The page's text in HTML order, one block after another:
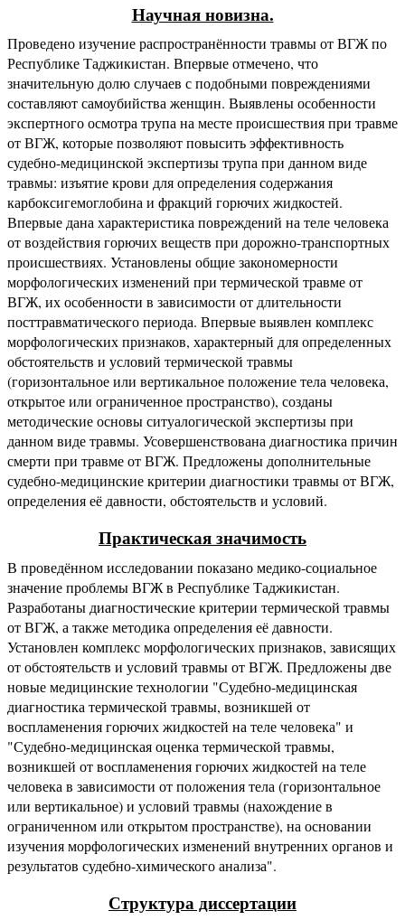
Научная новизна.
Проведено изучение распространённости травмы от ВГЖ по
Республике Таджикистан. Впервые отмечено, что
значительную долю случаев с подобными повреждениями
составляют самоубийства женщин. Выявлены особенности
экспертного осмотра трупа на месте происшествия при травме
от ВГЖ, которые позволяют повысить эффективность
судебно-медицинской экспертизы трупа при данном виде
травмы: изъятие крови для определения содержания
карбоксигемоглобина и фракций горючих жидкостей.
Впервые дана характеристика повреждений на теле человека
от воздействия горючих веществ при дорожно-транспортных
происшествиях. Установлены общие закономерности
морфологических изменений при термической травме от
ВГЖ, их особенности в зависимости от длительности
посттравматического периода. Впервые выявлен комплекс
морфологических признаков, характерный для определенных
обстоятельств и условий термической травмы
(горизонтальное или вертикальное положение тела человека,
открытое или ограниченное пространство), созданы
методические основы ситуалогической экспертизы при
данном виде травмы. Усовершенствована диагностика причин
смерти при травме от ВГЖ. Предложены дополнительные
судебно-медицинские критерии диагностики травмы от ВГЖ,
определения её давности, обстоятельств и условий.
Практическая значимость
В проведённом исследовании показано медико-социальное
значение проблемы ВГЖ в Республике Таджикистан.
Разработаны диагностические критерии термической травмы
от ВГЖ, а также методика определения её давности.
Установлен комплекс морфологических признаков, зависящих
от обстоятельств и условий травмы от ВГЖ. Предложены две
новые медицинские технологии "Судебно-медицинская
диагностика термической травмы, возникшей от
воспламенения горючих жидкостей на теле человека" и
"Судебно-медицинская оценка термической травмы,
возникшей от воспламенения горючих жидкостей на теле
человека в зависимости от положения тела (горизонтальное
или вертикальное) и условий травмы (нахождение в
ограниченном или открытом пространстве), на основании
изучения морфологических изменений внутренних органов и
результатов судебно-химического анализа".
Структура диссертации